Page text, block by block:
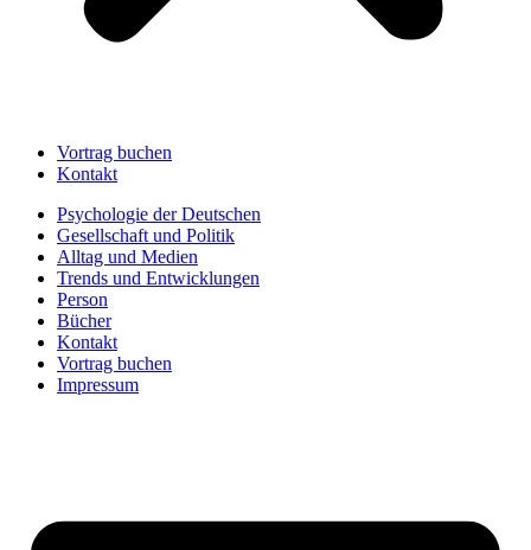
Vortrag buchen
Kontakt
Psychologie der Deutschen
Gesellschaft und Politik
Alltag und Medien
Trends und Entwicklungen
Person
Bücher
Kontakt
Vortrag buchen
Impressum